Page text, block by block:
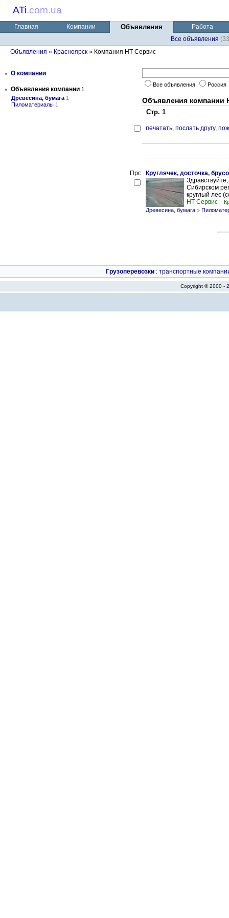
ATi.com.ua
Главная Компании Объявления
Работа
Все объявления
Объявления » Красноярск » Компания НТ Сервис
• О компании
• Объявления компании 1
Древесина, бумага 1
Пиломатериалы 1
Все объявления Россия
Объявления компании
Стр. 1
печатать, послать другу,
Круглячек, досточка,
Сибирском
круглый лес
НТ Сервис
Древесина, бумага »
Грузоперевозки : транспортные
Copyright © 2000 -